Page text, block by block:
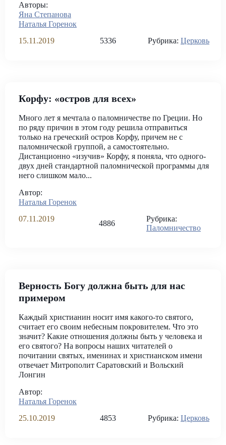
Авторы:
Яна Степанова
Наталья Горенок
15.11.2019
5336 Рубрика: Церковь
Корфу: «остров для всех»
Много лет я мечтала о паломничестве по Греции. Но
по ряду причин в этом году решила отправиться
только на греческий остров Корфу, причем не с
паломнической группой, а самостоятельно.
Дистанционно «изучив» Корфу, я поняла, что одного-
двух дней стандартной паломнической программы для
него слишком мало...
Автор:
Наталья Горенок
07.11.2019
4886
Рубрика:
Паломничество
Верность Богу должна быть для нас
примером
Каждый христианин носит имя какого-то святого,
считает его своим небесным покровителем. Что это
значит? Какие отношения должны быть у человека и
его святого? На вопросы наших читателей о
почитании святых, именинах и христианском имени
отвечает Митрополит Саратовский и Вольский
Лонгин
Автор:
Наталья Горенок
25.10.2019
4853 Рубрика: Церковь